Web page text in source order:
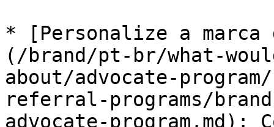
* [Personalize a marca
(/brand/pt-br/what-
about/advocate-
referral-programs/
advocate-program.md):